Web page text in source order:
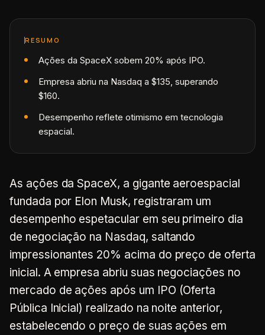
RESUMO
Ações da SpaceX sobem 20% após IPO.
Empresa abriu na Nasdaq a $135, superando
$160.
Desempenho reflete otimismo em tecnologia
espacial.
As ações da SpaceX, a gigante aeroespacial
fundada por Elon Musk, registraram um
desempenho espetacular em seu primeiro dia
de negociação na Nasdaq, saltando
impressionantes 20% acima do preço de oferta
inicial. A empresa abriu suas negociações no
mercado de ações após um IPO (Oferta
Pública Inicial) realizado na noite anterior,
estabelecendo o preço de suas ações em